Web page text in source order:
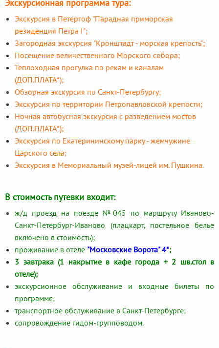
Экскурсионная программа тура:
Экскурсия в Петергоф "Парадная приморская
резиденция Петра I";
Загородная экскурсия "Кронштадт - морская крепость";
Посещение величественного Морского собора;
Теплоходная прогулка по рекам и каналам
(ДОП.ПЛАТА*);
Обзорная экскурсия по Санкт-Петербургу;
Экскурсия по территории Петропавловской крепости;
Ночная автобусная экскурсия с разведением мостов
(ДОП.ПЛАТА*);
Экскурсия по Екатерининскому парку - жемчужине
Царского села;
Экскурсия в Мемориальный музей-лицей им. Пушкина.
В стоимость путевки входит:
ж/д проезд на поезде №045 по маршруту Иваново-
Санкт-Петербург-Иваново (плацкарт, постельное белье
включено в стоимость);
проживание в отеле "Московские Ворота" 4*;
3 завтрака (1 накрытие в кафе города + 2 шв.стол в
отеле);
экскурсионное обслуживание и входные билеты по
программе;
транспортное обслуживание в Санкт-Петербурге;
сопровождение гидом-групповодом.